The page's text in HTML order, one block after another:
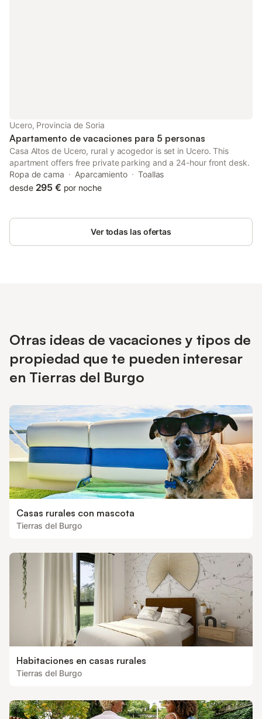
Ucero, Provincia de Soria
Apartamento de vacaciones para 5 personas
Casa Altos de Ucero, rural y acogedor is set in Ucero. This
apartment offers free private parking and a 24-hour front desk.
Ropa de cama
Aparcamiento
Toallas
desde 295 € por noche
Ver todas las ofertas
Otras ideas de vacaciones y tipos de
propiedad que te pueden interesar
en Tierras del Burgo
Casas rurales con mascota
Tierras del Burgo
Habitaciones en casas rurales
Tierras del Burgo